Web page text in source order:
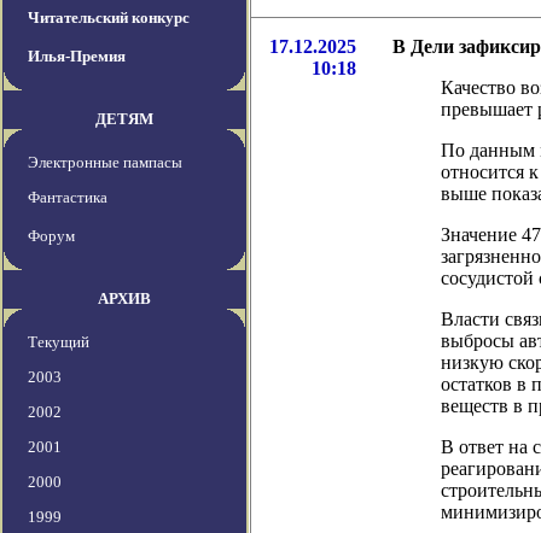
Читательский конкурс
Илья-Премия
ДЕТЯМ
Электронные пампасы
Фантастика
Форум
АРХИВ
Текущий
2003
2002
2001
2000
1999
17.12.2025
10:18
В Дели
Качество
превышает
По данным
относится
выше
Значение
Власти
выбросы
низкую
остатков в
веществ в
В ответ на